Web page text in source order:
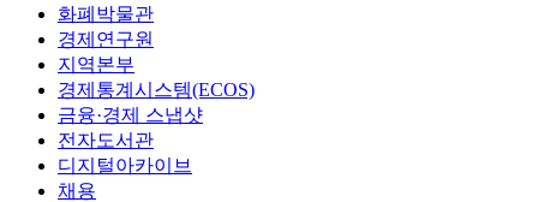
화폐박물관
경제연구원
지역본부
경제통계시스템(ECOS)
금융·경제 스냅샷
전자도서관
디지털아카이브
채용